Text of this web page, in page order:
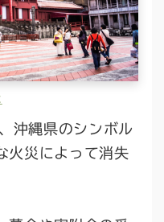
縄県のシンボル
火災によって消失